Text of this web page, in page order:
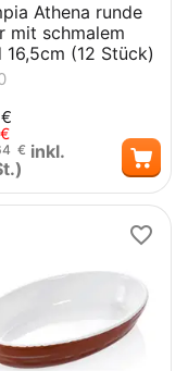
Athena runde
mit schmalem
16,5cm (12 Stück)
€
€
€ inkl.